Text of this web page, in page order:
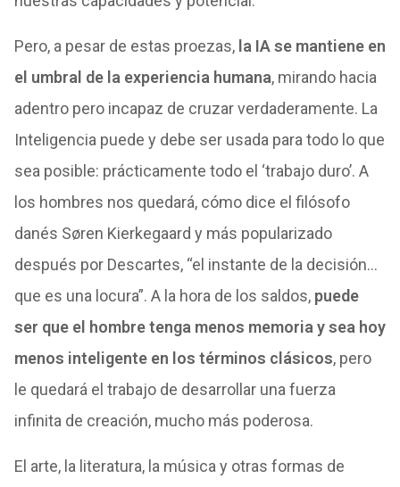
Pero, a pesar de estas proezas, la IA se mantiene en
el umbral de la experiencia humana, mirando hacia
adentro pero incapaz de cruzar verdaderamente. La
Inteligencia puede y debe ser usada para todo lo que
sea posible: prácticamente todo el ‘trabajo duro’. A
los hombres nos quedará, cómo dice el filósofo
danés Søren Kierkegaard y más popularizado
después por Descartes, “el instante de la decisión…
que es una locura”. A la hora de los saldos, puede
ser que el hombre tenga menos memoria y sea hoy
menos inteligente en los términos clásicos, pero
le quedará el trabajo de desarrollar una fuerza
infinita de creación, mucho más poderosa.
El arte, la literatura, la música y otras formas de